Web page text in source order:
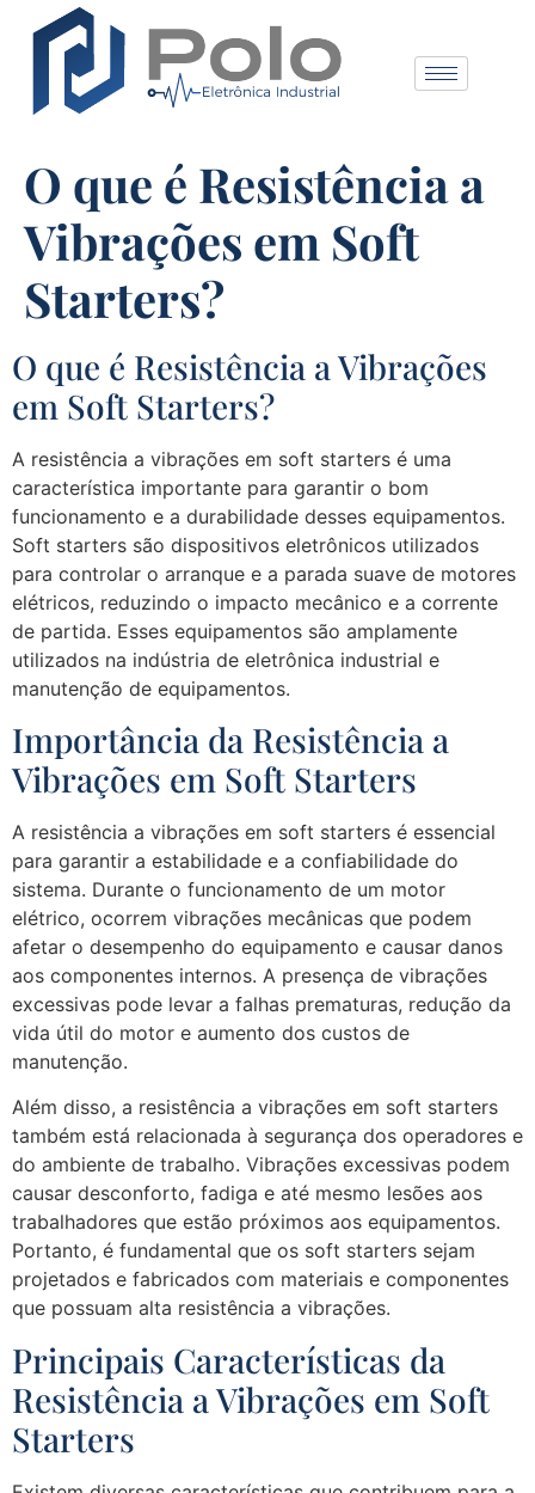
O que é Resistência a
Vibrações em Soft
Starters?
O que é Resistência a Vibrações
em Soft Starters?
A resistência a vibrações em soft starters é uma
característica importante para garantir o bom
funcionamento e a durabilidade desses equipamentos.
Soft starters são dispositivos eletrônicos utilizados
para controlar o arranque e a parada suave de motores
elétricos, reduzindo o impacto mecânico e a corrente
de partida. Esses equipamentos são amplamente
utilizados na indústria de eletrônica industrial e
manutenção de equipamentos.
Importância da Resistência a
Vibrações em Soft Starters
A resistência a vibrações em soft starters é essencial
para garantir a estabilidade e a confiabilidade do
sistema. Durante o funcionamento de um motor
elétrico, ocorrem vibrações mecânicas que podem
afetar o desempenho do equipamento e causar danos
aos componentes internos. A presença de vibrações
excessivas pode levar a falhas prematuras, redução da
vida útil do motor e aumento dos custos de
manutenção.
Além disso, a resistência a vibrações em soft starters
também está relacionada à segurança dos operadores e
do ambiente de trabalho. Vibrações excessivas podem
causar desconforto, fadiga e até mesmo lesões aos
trabalhadores que estão próximos aos equipamentos.
Portanto, é fundamental que os soft starters sejam
projetados e fabricados com materiais e componentes
que possuam alta resistência a vibrações.
Principais Características da
Resistência a Vibrações em Soft
Starters